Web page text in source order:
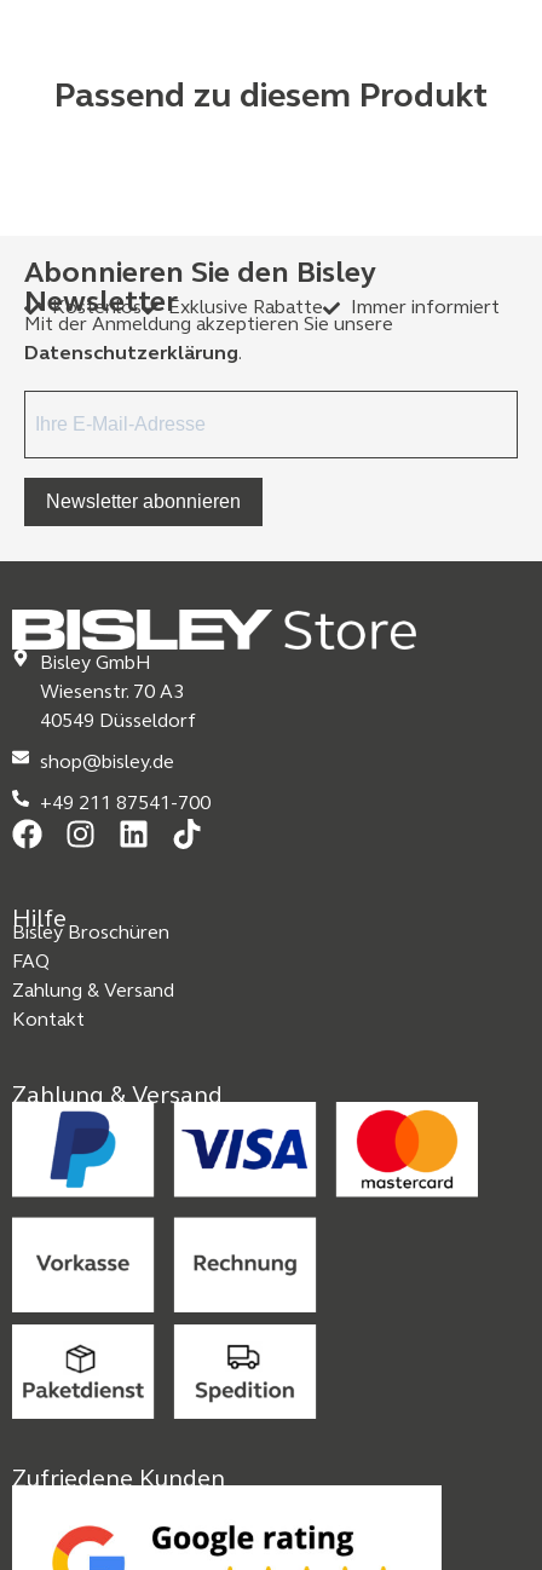
Passend zu diesem Produkt
Abonnieren Sie den Bisley
Newsletter
Kostenlos Exklusive Rabatte
Immer informiert
Mit der Anmeldung akzeptieren Sie unsere
Datenschutzerklärung.
Newsletter abonnieren
Bisley GmbH
Wiesenstr. 70 A3
40549 Düsseldorf
shop@bisley.de
+49 211 87541-700
Hilfe
Bisley Broschüren
FAQ
Zahlung & Versand
Kontakt
Zahlung & Versand
Zufriedene Kunden